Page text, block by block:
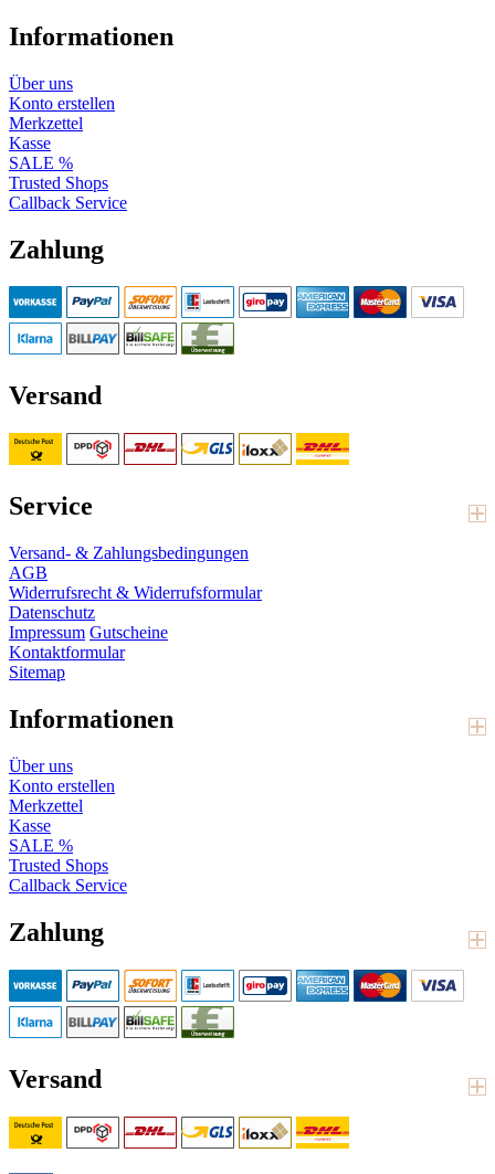
Informationen
Über uns
Konto erstellen
Merkzettel
Kasse
SALE %
Trusted Shops
Callback Service
Zahlung
Versand
Service
Versand- & Zahlungsbedingungen
AGB
Widerrufsrecht & Widerrufsformular
Datenschutz
Impressum Gutscheine
Kontaktformular
Sitemap
Informationen
Über uns
Konto erstellen
Merkzettel
Kasse
SALE %
Trusted Shops
Callback Service
Zahlung
Versand